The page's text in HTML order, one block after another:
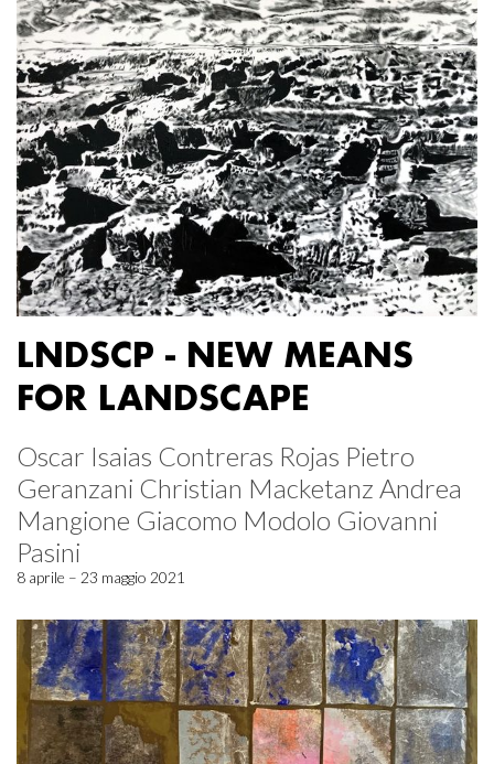
LNDSCP - NEW MEANS
FOR LANDSCAPE
Oscar Isaias Contreras Rojas Pietro
Geranzani Christian Macketanz Andrea
Mangione Giacomo Modolo Giovanni
Pasini
8 aprile – 23 maggio 2021